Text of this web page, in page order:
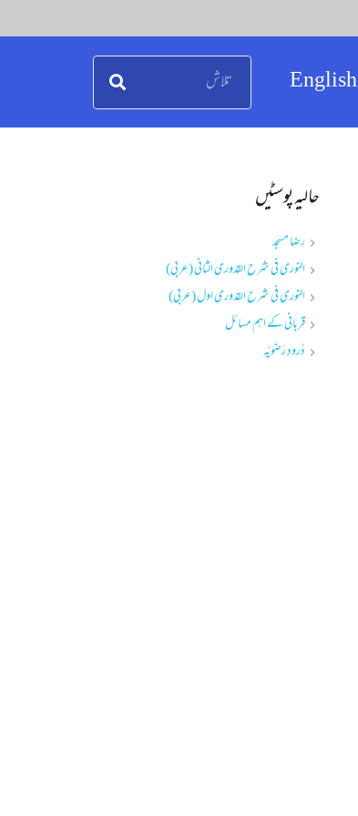
English
حالیہ پوسٹیں
رضا مسجد
النوری فی شرح القدوری الثانی (عربی)
النوری فی شرح القدوری اول (عربی)
قربانی کے اہم مسائل
دُرودِ رَضَویَّہ